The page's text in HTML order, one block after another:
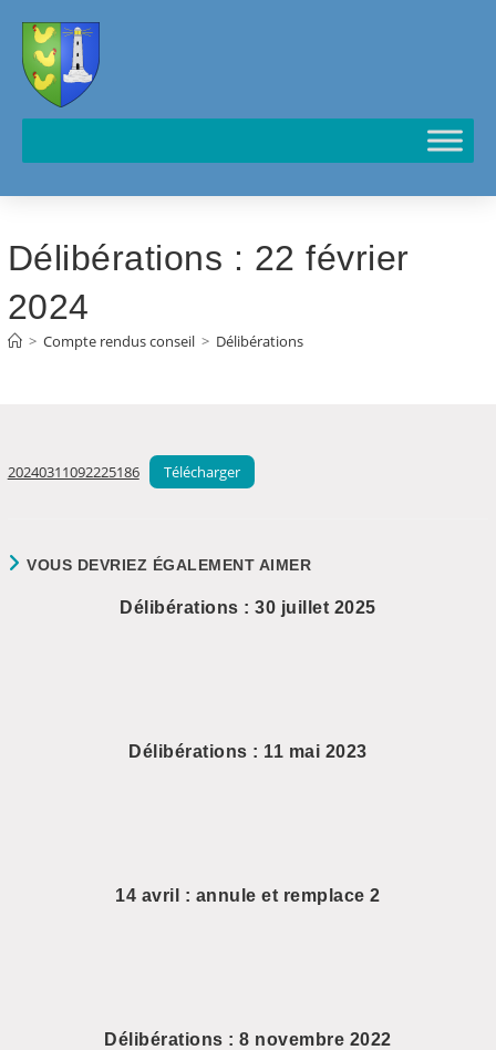
Délibérations : 22 février
2024
> Compte rendus conseil > Délibérations
20240311092225186 Télécharger
VOUS DEVRIEZ ÉGALEMENT AIMER
Délibérations : 30 juillet 2025
Délibérations : 11 mai 2023
14 avril : annule et remplace 2
Délibérations : 8 novembre 2022